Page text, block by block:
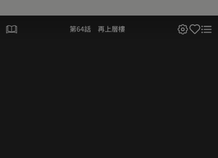
第64話 再上層樓